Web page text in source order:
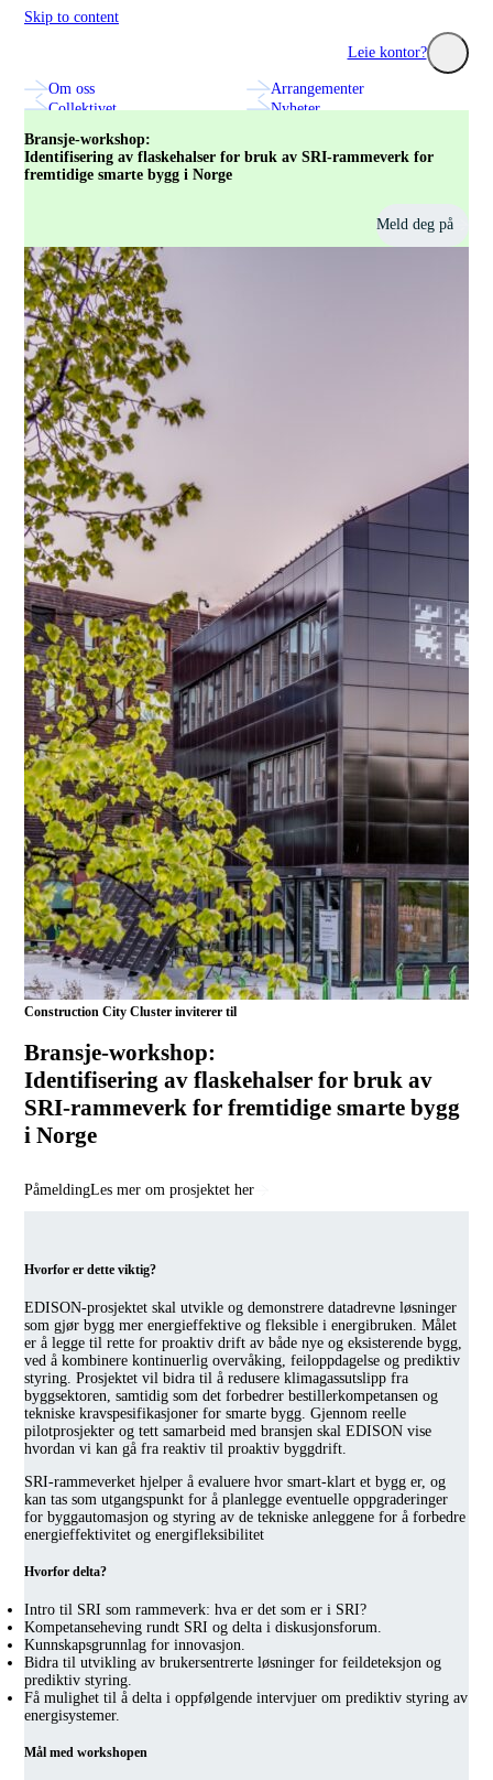
Skip to content
Leie kontor?
Utforsk seminarer, nettverk og innovasjonsprosjekter med
bransjens fremste aktører.
Om oss
Arrangementer
Collektivet
Nyheter
Bransje-workshop:
Identifisering av flaskehalser for bruk av SRI-rammeverk for
fremtidige smarte bygg i Norge
Meld deg på
Construction City Cluster inviterer til
Bransje-workshop:
Identifisering av flaskehalser for bruk av
SRI-rammeverk for fremtidige smarte bygg
i Norge
PåmeldingLes mer om prosjektet her
Hvorfor er dette viktig?
EDISON-prosjektet skal utvikle og demonstrere datadrevne løsninger
som gjør bygg mer energieffektive og fleksible i energibruken. Målet
er å legge til rette for proaktiv drift av både nye og eksisterende bygg,
ved å kombinere kontinuerlig overvåking, feiloppdagelse og prediktiv
styring. Prosjektet vil bidra til å redusere klimagassutslipp fra
byggsektoren, samtidig som det forbedrer bestillerkompetansen og
tekniske kravspesifikasjoner for smarte bygg. Gjennom reelle
pilotprosjekter og tett samarbeid med bransjen skal EDISON vise
hvordan vi kan gå fra reaktiv til proaktiv byggdrift.
SRI-rammeverket hjelper å evaluere hvor smart-klart et bygg er, og
kan tas som utgangspunkt for å planlegge eventuelle oppgraderinger
for byggautomasjon og styring av de tekniske anleggene for å forbedre
energieffektivitet og energifleksibilitet
Hvorfor delta?
Intro til SRI som rammeverk: hva er det som er i SRI?
Kompetanseheving rundt SRI og delta i diskusjonsforum.
Kunnskapsgrunnlag for innovasjon.
Bidra til utvikling av brukersentrerte løsninger for feildeteksjon og
prediktiv styring.
Få mulighet til å delta i oppfølgende intervjuer om prediktiv styring av
energisystemer.
Mål med workshopen